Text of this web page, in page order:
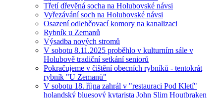
Třetí dřevěná socha na Holubovské návsi
Vyřezávání soch na Holubovské návsi
Osazení odlehčovací komory na kanalizaci
Rybník u Zemanů
Výsadba nových stromů
V sobotu 8.11.2025 proběhlo v kulturním sále v
Holubově tradiční setkání seniorů
Pokračujeme v čištění obecních rybníků - tentokrát
rybník "U Zemanů"
V sobotu 18. října zahrál v "restauraci Pod Kletí"
holandský bluesový kytarista John Slim Houtbraken